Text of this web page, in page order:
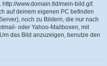
www.domain.tld/mein-bild.gif.
auf deinem eigenen PC befinden
noch zu Bildern, die nur nach
oder Yahoo-Mailboxen, mit
das Bild anzuzeigen, benutze den